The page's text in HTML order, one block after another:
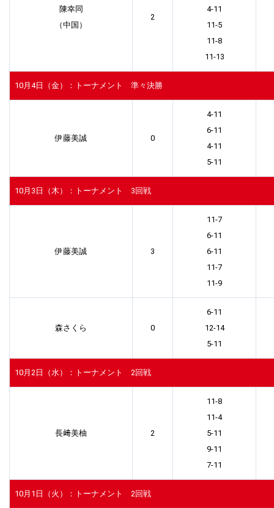
陳幸同
（中国）
2
4-11
11-5
11-8
11-13
10月4日（金）：トーナメント 準々決勝
伊藤美誠 0
4-11
6-11
4-11
5-11
10月3日（木）：トーナメント 3回戦
伊藤美誠 3
11-7
6-11
6-11
11-7
11-9
森さくら 0
6-11
12-14
5-11
10月2日（水）：トーナメント 2回戦
長﨑美柚 2
11-8
11-4
5-11
9-11
7-11
10月1日（火）：トーナメント 2回戦